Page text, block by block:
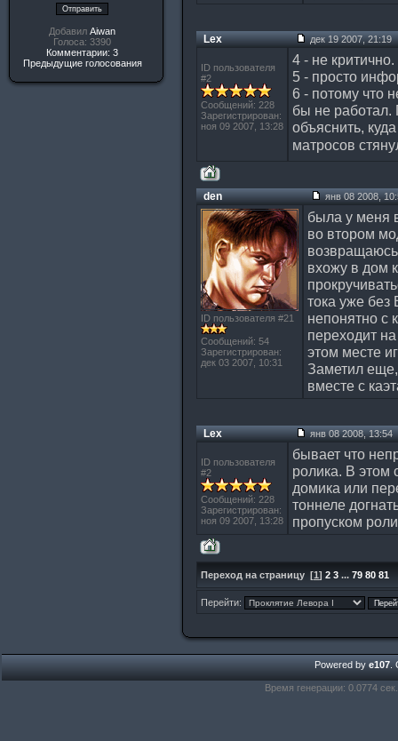
Добавил Aiwan
Голоса: 3390
Комментарии: 3
Предыдущие голосования
Lex дек 19 2007, 21:19
ID пользователя
#2
Сообщений: 228
Зарегистрирован:
ноя 09 2007, 13:28
4 - не
5 - просто
6 - потому что
бы не работал.
объяснить,
матросов
den янв 08 2008,
ID пользователя #21
Сообщений: 54
Зарегистрирован:
дек 03 2007, 10:31
была у меня
во втором
возвращаюсь
вхожу в дом
тока уже без
непонятно с
переходит
этом месте
Заметил еще,
вместе с
Lex янв 08 2008, 13:54
ID пользователя
#2
Сообщений: 228
Зарегистрирован:
ноя 09 2007, 13:28
бывает что
ролика. В этом
домика или
тоннеле
пропуском
Переход на страницу [1] 2 3 ... 79 80 81
Перейти:
Powered by e107
Время генерации: 0.0774